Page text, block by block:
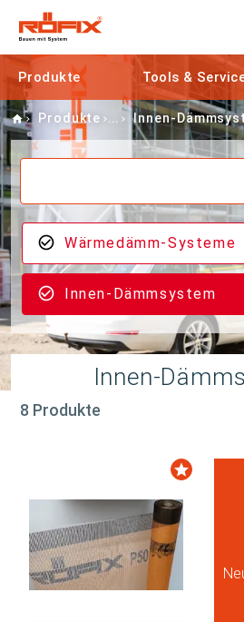
Produkte Tools &
HomeProdukte Innen-
Wärmedämm-Systeme
Innen-Dämmsystem
Innen-
8 Produkte